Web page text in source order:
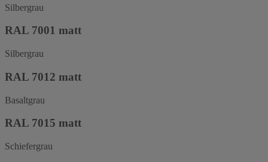
Silbergrau
RAL 7001 matt
Silbergrau
RAL 7012 matt
Basaltgrau
RAL 7015 matt
Schiefergrau